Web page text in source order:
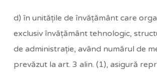
d) în unităţile de învăţământ care
exclusiv învăţământ tehnologic,
de administraţie, având numărul de
prevăzut la art. 3 alin. (1), asigură